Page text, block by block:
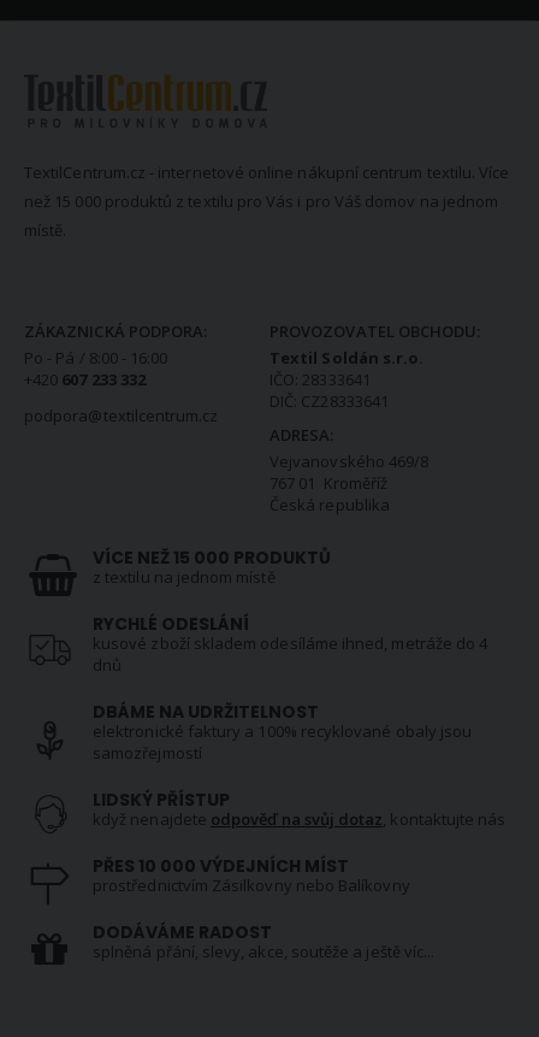
TextilCentrum.cz - internetové online nákupní centrum textilu. Více
než 15 000 produktů z textilu pro Vás i pro Váš domov na jednom
místě.
ZÁKAZNICKÁ PODPORA:
Po - Pá / 8:00 - 16:00
+420 607 233 332
podpora@textilcentrum.cz
PROVOZOVATEL OBCHODU:
Textil Soldán s.r.o.
IČO: 28333641
DIČ: CZ28333641
ADRESA:
Vejvanovského 469/8
767 01 Kroměříž
Česká republika
VÍCE NEŽ 15 000 PRODUKTŮ
z textilu na jednom místě
RYCHLÉ ODESLÁNÍ
kusové zboží skladem odesíláme ihned, metráže do 4
dnů
DBÁME NA UDRŽITELNOST
elektronické faktury a 100% recyklované obaly jsou
samozřejmostí
LIDSKÝ PŘÍSTUP
když nenajdete odpověď na svůj dotaz, kontaktujte nás
PŘES 10 000 VÝDEJNÍCH MÍST
prostřednictvím Zásilkovny nebo Balíkovny
DODÁVÁME RADOST
splněná přání, slevy, akce, soutěže a ještě víc...